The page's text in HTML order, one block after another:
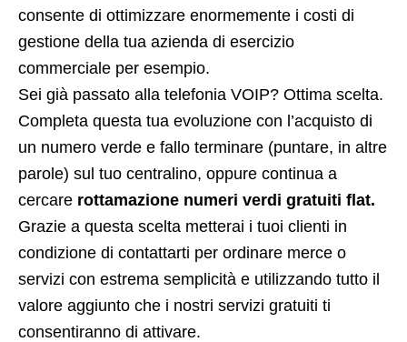
consente di ottimizzare enormemente i costi di
gestione della tua azienda di esercizio
commerciale per esempio.
Sei già passato alla telefonia VOIP? Ottima scelta.
Completa questa tua evoluzione con l’acquisto di
un numero verde e fallo terminare (puntare, in altre
parole) sul tuo centralino, oppure continua a
cercare rottamazione numeri verdi gratuiti flat.
Grazie a questa scelta metterai i tuoi clienti in
condizione di contattarti per ordinare merce o
servizi con estrema semplicità e utilizzando tutto il
valore aggiunto che i nostri servizi gratuiti ti
consentiranno di attivare.